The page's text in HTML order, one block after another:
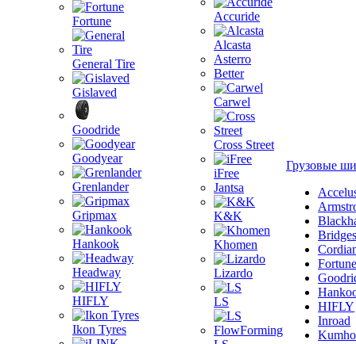
Fortune
General Tire
Gislaved
Goodride
Goodyear
Grenlander
Gripmax
Hankook
Headway
HIFLY
Ikon Tyres
Accuride
Alcasta
Asterro
Better
Carwel
Cross Street
iFree
Jantsa
K&K
Khomen
Lizardo
LS
Грузовые
Fortune
HIFLY
Inroad
Kumho